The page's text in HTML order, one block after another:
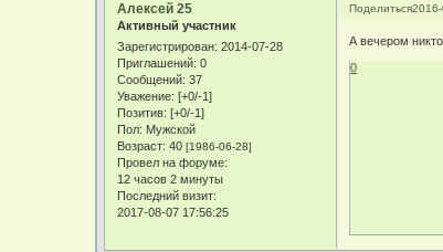
Поделиться
Алексей 25
Активный участник
Зарегистрирован: 2014-07-28
Приглашений: 0
Сообщений: 37
Уважение: [+0/-1]
Позитив: [+0/-1]
Пол: Мужской
Возраст: 40[1986-06-28]
Провел на форуме:
12 часов 2 минуты
Последний визит:
2017-08-07 17:56:25
А вечером
0